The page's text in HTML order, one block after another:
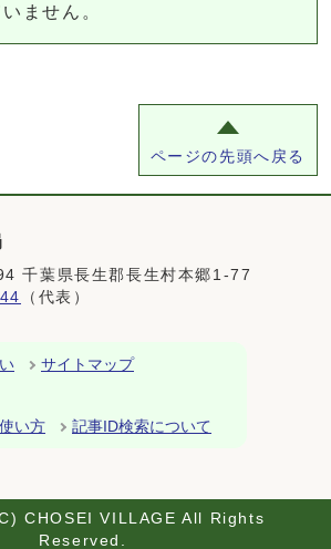
ません。
ページの先頭へ戻る
千葉県長生郡長生村本郷1-77
（代表）
サイトマップ
い方
記事ID検索について
CHOSEI VILLAGE All Rights
Reserved.